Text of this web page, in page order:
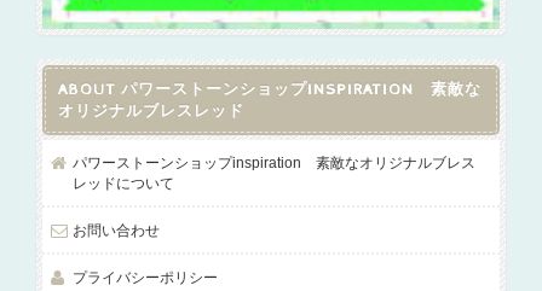
ABOUT パワーストーンショップINSPIRATION 素敵な
オリジナルブレスレッド
パワーストーンショップinspiration 素敵なオリジナルブレス
レッドについて
お問い合わせ
プライバシーポリシー